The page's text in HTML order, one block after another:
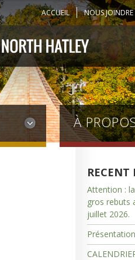
ACCUEIL NOUS JOINDRE
À
RECENT
Attention :
gros rebuts
juillet 2026.